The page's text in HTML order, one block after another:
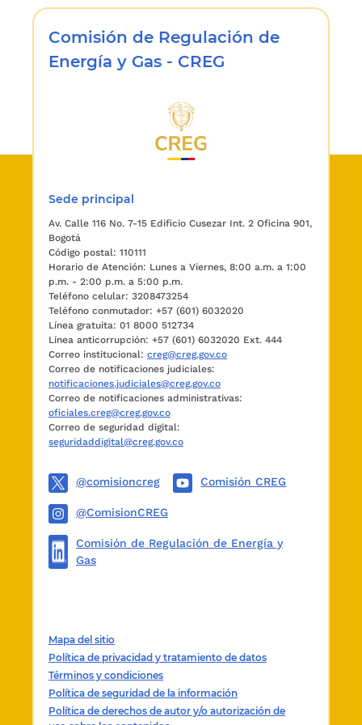
por la cual se expidió el Reglamento Técnico
utilizados en la prestación del servicio público
domiciliario de Gas Licuado del Petróleo, GLP, y
La presente resolución rige a
partir del 4 de enero de 2006.
2005.
LUIS ERNESTO MEJÍA CASTRO.
Comisión de Regulación de
Energía y Gas - CREG
Sede principal
Av. Calle 116 No. 7-15 Edificio Cusezar Int. 2 Oficina 901,
Bogotá
Código postal: 110111
Horario de Atención: Lunes a Viernes, 8:00 a.m. a 1:00
p.m. - 2:00 p.m. a 5:00 p.m.
Teléfono celular: 3208473254
Teléfono conmutador: +57 (601) 6032020
Línea gratuita: 01 8000 512734
Línea anticorrupción: +57 (601) 6032020 Ext. 444
Correo institucional: creg@creg.gov.co
Correo de notificaciones judiciales:
notificaciones.judiciales@creg.gov.co
Correo de notificaciones administrativas:
oficiales.creg@creg.gov.co
Correo de seguridad digital:
seguridaddigital@creg.gov.co
@comisioncreg Comisión CREG
@ComisionCREG
Comisión de Regulación de Energía y
Gas
Mapa del sitio
Política de privacidad y tratamiento de datos
Términos y condiciones
Política de seguridad de la información
Política de derechos de autor y/o autorización de